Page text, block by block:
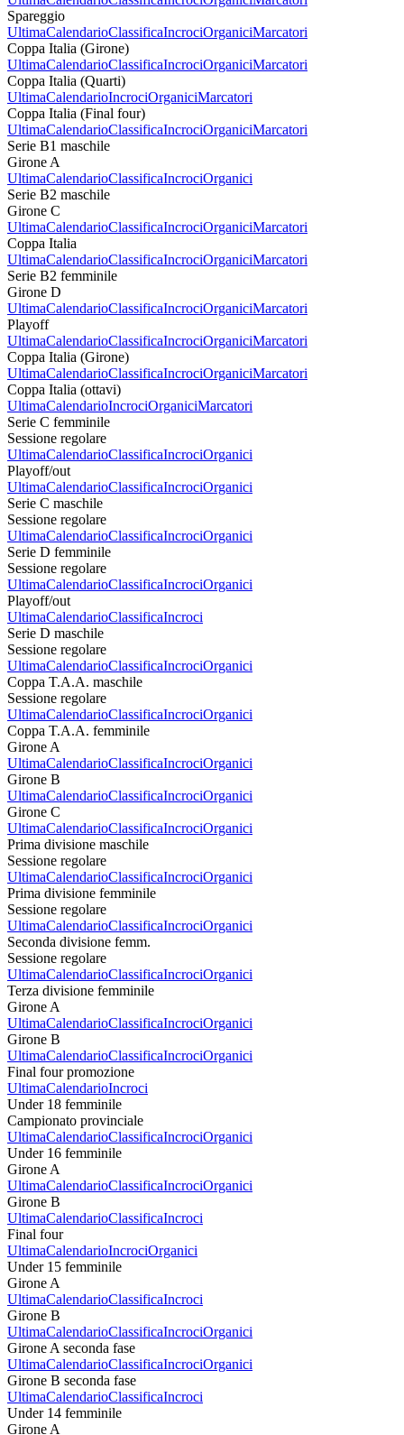
Spareggio
UltimaCalendarioClassificaIncrociOrganiciMarcatori
Coppa Italia (Girone)
UltimaCalendarioClassificaIncrociOrganiciMarcatori
Coppa Italia (Quarti)
UltimaCalendarioIncrociOrganiciMarcatori
Coppa Italia (Final four)
UltimaCalendarioClassificaIncrociOrganiciMarcatori
Serie B1 maschile
Girone A
UltimaCalendarioClassificaIncrociOrganici
Serie B2 maschile
Girone C
UltimaCalendarioClassificaIncrociOrganiciMarcatori
Coppa Italia
UltimaCalendarioClassificaIncrociOrganiciMarcatori
Serie B2 femminile
Girone D
UltimaCalendarioClassificaIncrociOrganiciMarcatori
Playoff
UltimaCalendarioClassificaIncrociOrganiciMarcatori
Coppa Italia (Girone)
UltimaCalendarioClassificaIncrociOrganiciMarcatori
Coppa Italia (ottavi)
UltimaCalendarioIncrociOrganiciMarcatori
Serie C femminile
Sessione regolare
UltimaCalendarioClassificaIncrociOrganici
Playoff/out
UltimaCalendarioClassificaIncrociOrganici
Serie C maschile
Sessione regolare
UltimaCalendarioClassificaIncrociOrganici
Serie D femminile
Sessione regolare
UltimaCalendarioClassificaIncrociOrganici
Playoff/out
UltimaCalendarioClassificaIncroci
Serie D maschile
Sessione regolare
UltimaCalendarioClassificaIncrociOrganici
Coppa T.A.A. maschile
Sessione regolare
UltimaCalendarioClassificaIncrociOrganici
Coppa T.A.A. femminile
Girone A
UltimaCalendarioClassificaIncrociOrganici
Girone B
UltimaCalendarioClassificaIncrociOrganici
Girone C
UltimaCalendarioClassificaIncrociOrganici
Prima divisione maschile
Sessione regolare
UltimaCalendarioClassificaIncrociOrganici
Prima divisione femminile
Sessione regolare
UltimaCalendarioClassificaIncrociOrganici
Seconda divisione femm.
Sessione regolare
UltimaCalendarioClassificaIncrociOrganici
Terza divisione femminile
Girone A
UltimaCalendarioClassificaIncrociOrganici
Girone B
UltimaCalendarioClassificaIncrociOrganici
Final four promozione
UltimaCalendarioIncroci
Under 18 femminile
Campionato provinciale
UltimaCalendarioClassificaIncrociOrganici
Under 16 femminile
Girone A
UltimaCalendarioClassificaIncrociOrganici
Girone B
UltimaCalendarioClassificaIncroci
Final four
UltimaCalendarioIncrociOrganici
Under 15 femminile
Girone A
UltimaCalendarioClassificaIncroci
Girone B
UltimaCalendarioClassificaIncrociOrganici
Girone A seconda fase
UltimaCalendarioClassificaIncrociOrganici
Girone B seconda fase
UltimaCalendarioClassificaIncroci
Under 14 femminile
Girone A